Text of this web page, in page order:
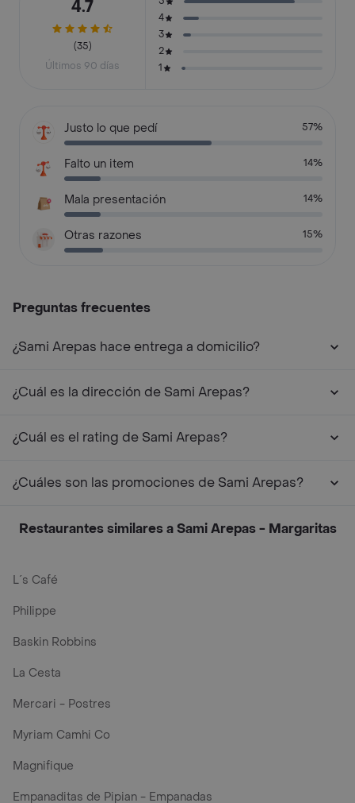
4.7
(35)
Últimos 90 días
4
3
2
1
Justo lo que pedí 57%
Falto un item 14%
Mala presentación 14%
Otras razones 15%
Preguntas frecuentes
¿Sami Arepas hace entrega a domicilio?
¿Cuál es la dirección de Sami Arepas?
¿Cuál es el rating de Sami Arepas?
¿Cuáles son las promociones de Sami Arepas?
Restaurantes similares a Sami Arepas - Margaritas
L´s Café
Philippe
Baskin Robbins
La Cesta
Mercari - Postres
Myriam Camhi Co
Magnifique
Empanaditas de Pipian - Empanadas